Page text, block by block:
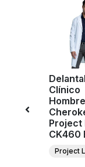
Delantal
Clínico
Hombre
Project
CK460
Project